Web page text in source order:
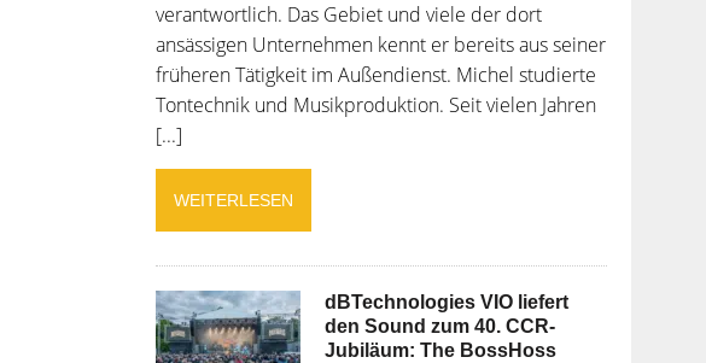
verantwortlich. Das Gebiet und viele der dort
ansässigen Unternehmen kennt er bereits aus seiner
früheren Tätigkeit im Außendienst. Michel studierte
Tontechnik und Musikproduktion. Seit vielen Jahren
[...]
WEITERLESEN
dBTechnologies VIO liefert
den Sound zum 40. CCR-
Jubiläum: The BossHoss